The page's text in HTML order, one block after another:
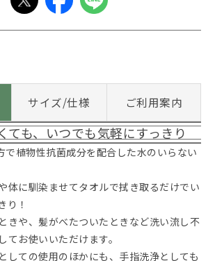
サイズ/仕様 ご利用案内
ても、いつでも気軽にすっきり
で植物性抗菌成分を配合した水のいらない
体に馴染ませてタオルで拭き取るだけでい
り！
きや、髪がべたついたときなど洗い流し不
てお使いいただけます。
しての使用のほかにも、手指洗浄としても